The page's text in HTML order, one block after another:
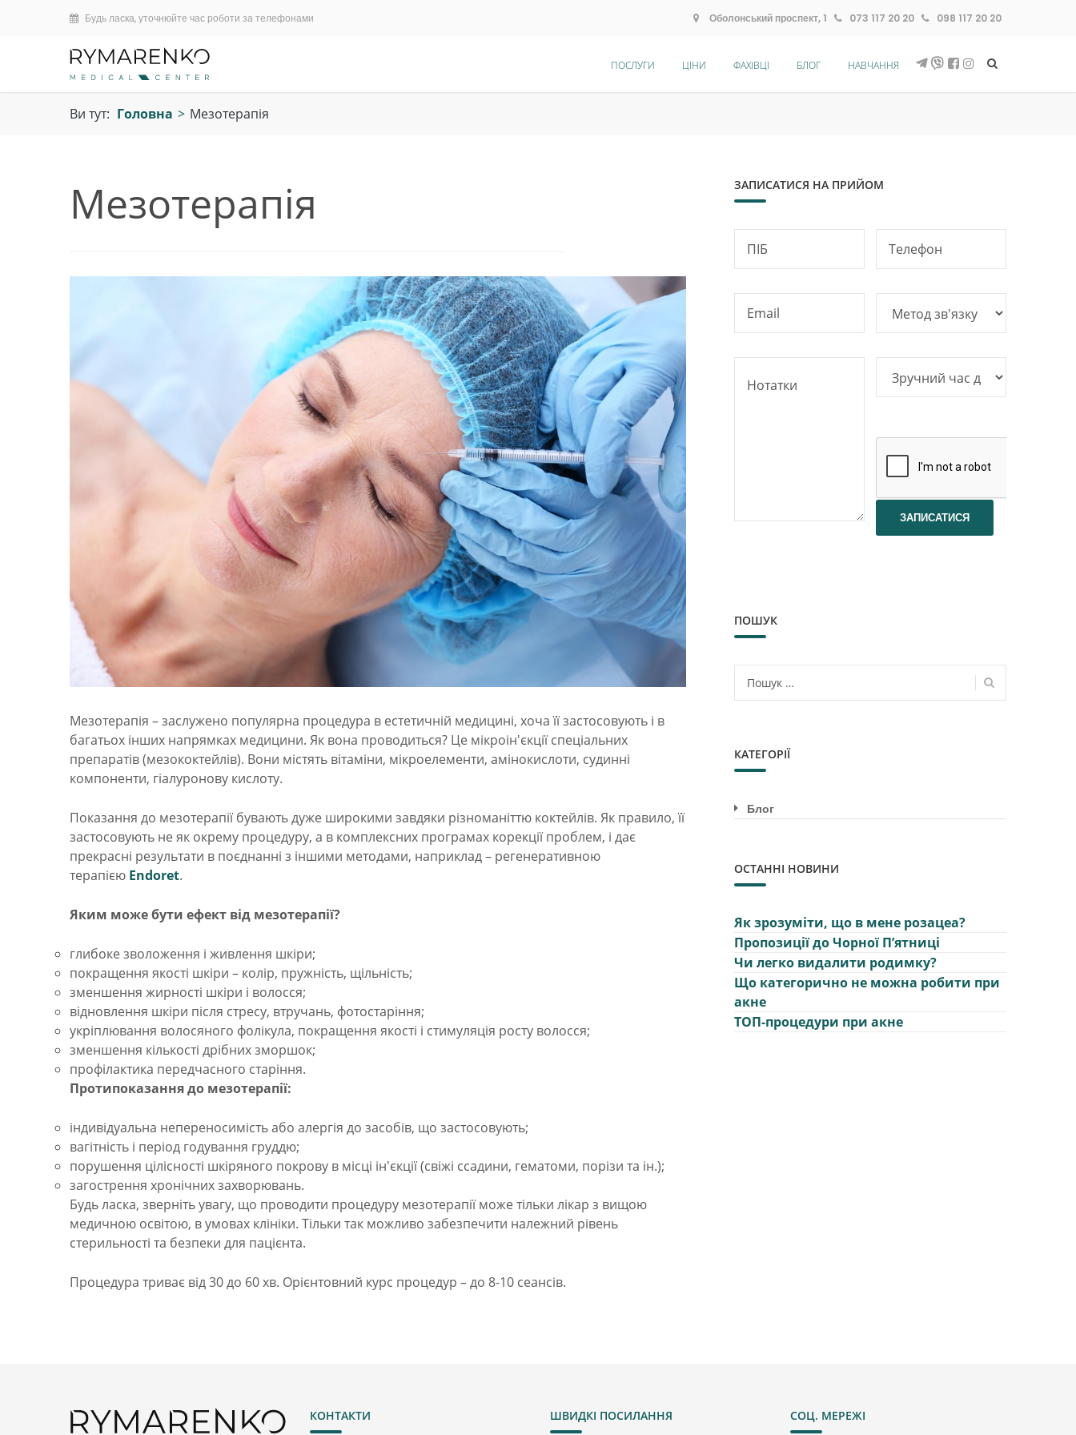
Будь ласка, уточнюйте час роботи за телефонами Оболонський проспект, 1 073 117 20 20 098 117 20 20
ПОСЛУГИ ЦІНИ ФАХІВЦІ БЛОГ НАВЧАННЯ
Ви тут: Головна > Мезотерапія
Мезотерапія
Мезотерапія – заслужено популярна процедура в естетичній медицині, хоча її застосовують і в
багатьох інших напрямках медицини. Як вона проводиться? Це мікроін'єкції спеціальних
препаратів (мезококтейлів). Вони містять вітаміни, мікроелементи, амінокислоти, судинні
компоненти, гіалуронову кислоту.
Показання до мезотерапії бувають дуже широкими завдяки різноманіттю коктейлів. Як правило, її
застосовують не як окрему процедуру, а в комплексних програмах корекції проблем, і дає
прекрасні результати в поєднанні з іншими методами, наприклад – регенеративною
терапією Endoret.
Яким може бути ефект від мезотерапії?
глибоке зволоження і живлення шкіри;
покращення якості шкіри – колір, пружність, щільність;
зменшення жирності шкіри і волосся;
відновлення шкіри після стресу, втручань, фотостаріння;
укріплювання волосяного фолікула, покращення якості і стимуляція росту волосся;
зменшення кількості дрібних зморшок;
профілактика передчасного старіння.
Протипоказання до мезотерапії:
індивідуальна непереносимість або алергія до засобів, що застосовують;
вагітність і період годування груддю;
порушення цілісності шкіряного покрову в місці ін'єкції (свіжі ссадини, гематоми, порізи та ін.);
загострення хронічних захворювань.
Будь ласка, зверніть увагу, що проводити процедуру мезотерапії може тільки лікар з вищою
медичною освітою, в умовах клініки. Тільки так можливо забезпечити належний рівень
стерильності та безпеки для пацієнта.
Процедура триває від 30 до 60 хв. Орієнтовний курс процедур – до 8-10 сеансів.
ЗАПИСАТИСЯ НА ПРИЙОМ
ПОШУК
КАТЕГОРІЇ
Блог
ОСТАННІ НОВИНИ
Як зрозуміти, що в мене розацеа?
Пропозиції до Чорної Пʼятниці
Чи легко видалити родимку?
Що категорично не можна робити при
акне
ТОП-процедури при акне
КОНТАКТИ ШВИДКІ ПОСИЛАННЯ СОЦ. МЕРЕЖІ